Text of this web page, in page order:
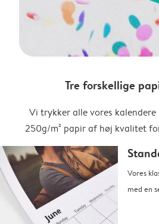
Tre forskellige
Vi trykker alle vores
250g/m² papir af høj kvalitet
Vores
med en